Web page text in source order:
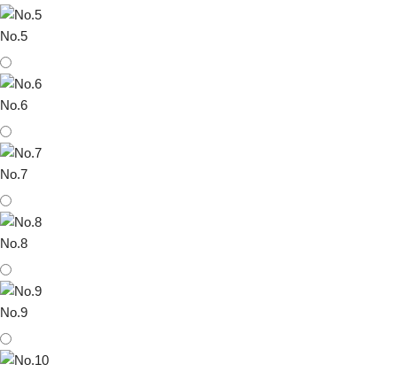
No.5
No.6
No.7
No.8
No.9